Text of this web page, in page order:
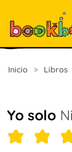
Inicio > Libros
Yo solo